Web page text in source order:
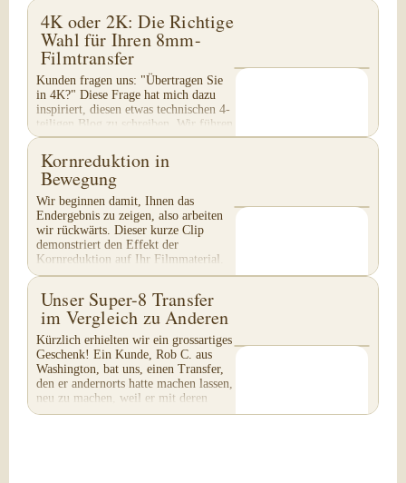
4K oder 2K: Die Richtige
Wahl für Ihren 8mm-
Filmtransfer
Kunden fragen uns: "Übertragen Sie
in 4K?" Diese Frage hat mich dazu
inspiriert, diesen etwas technischen 4-
teiligen Blog zu schreiben. Wir führen
keinen 4K-Transfer von 8mm-Filmen
durch...
Kornreduktion in
Bewegung
Wir beginnen damit, Ihnen das
Endergebnis zu zeigen, also arbeiten
wir rückwärts. Dieser kurze Clip
demonstriert den Effekt der
Kornreduktion auf Ihr Filmmaterial.
Achten Sie besonders auf...
Unser Super-8 Transfer
im Vergleich zu Anderen
Kürzlich erhielten wir ein grossartiges
Geschenk! Ein Kunde, Rob C. aus
Washington, bat uns, einen Transfer,
den er andernorts hatte machen lassen,
neu zu machen, weil er mit deren
Arbeit...